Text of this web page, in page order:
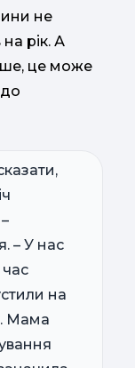
не
рік. А
це може
– У нас
час
на
Мама